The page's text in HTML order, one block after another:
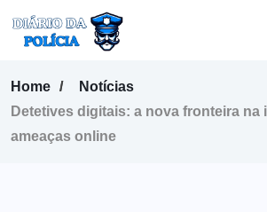
Home
Notícias
Detetives digitais: a nova fronteira na
ameaças online